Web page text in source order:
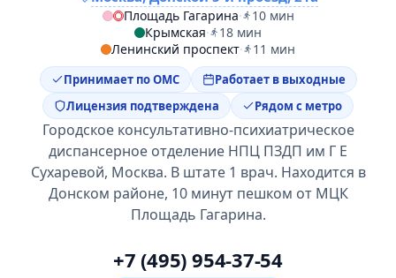
Площадь Гагарина·
10 мин
Крымская·
18 мин
Ленинский проспект· 11 мин
Принимает по ОМС
Работает в выходные
Лицензия подтверждена
Рядом с метро
Городское консультативно-психиатрическое
диспансерное отделение НПЦ ПЗДП им Г Е
Сухаревой, Москва. В штате 1 врач. Находится в
Донском районе, 10 минут пешком от МЦК
Площадь Гагарина.
+7 (495) 954-37-54